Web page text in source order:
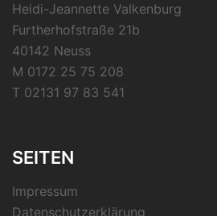
Heidi-Jeannette Valkenburg
Furtherhofstraße 21b
40142 Neuss
M 0172 25 75 208
T 02131 97 83 541
SEITEN
Impressum
Datenschutzerklärung